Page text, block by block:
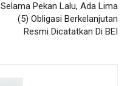
Selama Pekan Lalu, Ada Lima
(5) Obligasi Berkelanjutan
Resmi Dicatatkan Di BEI